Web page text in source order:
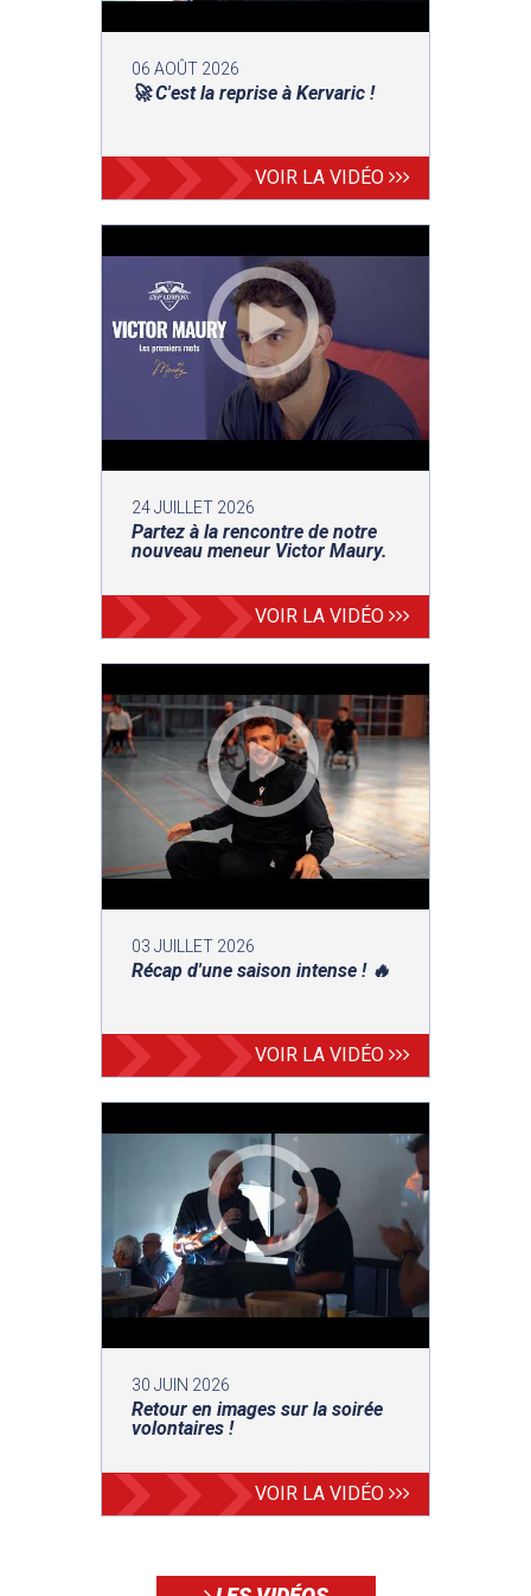
06 AOÛT 2026
🚀 C'est la reprise à Kervaric !
VOIR LA VIDÉO
24 JUILLET 2026
Partez à la rencontre de notre
nouveau meneur Victor Maury.
VOIR LA VIDÉO
03 JUILLET 2026
Récap d'une saison intense ! 🔥
VOIR LA VIDÉO
30 JUIN 2026
Retour en images sur la soirée
volontaires !
VOIR LA VIDÉO